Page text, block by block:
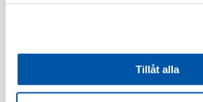
Tillåt alla
Vägguttag